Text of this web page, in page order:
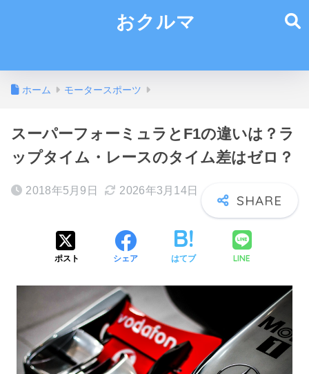
おクルマ
ホーム モータースポーツ
スーパーフォーミュラとF1の違いは？ラ
ップタイム・レースのタイム差はゼロ？
2018年5月9日 2026年3月14日
ポスト シェア はてブ LINE